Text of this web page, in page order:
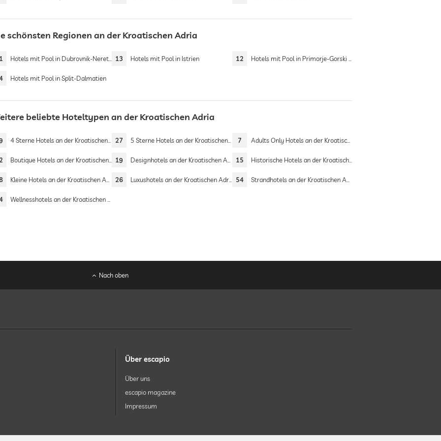
schönsten Regionen an der Kroatischen Adria
Hotels mit Pool in Dubrovnik-Neretva 13 Hotels mit Pool in Istrien 12 Hotels mit Pool in Primorje-Gorski Kotar
Hotels mit Pool in Split-Dalmatien
beliebte Hoteltypen an der Kroatischen Adria
4 Sterne Hotels an der Kroatischen Adria 27 5 Sterne Hotels an der Kroatischen Adria 7 Adults Only Hotels an der Kroatischen Adria
Boutique Hotels an der Kroatischen Adria 19 Designhotels an der Kroatischen Adria 15 Historische Hotels an der Kroatischen Adria
Kleine Hotels an der Kroatischen Adria 26 Luxushotels an der Kroatischen Adria 54 Strandhotels an der Kroatischen Adria
Wellnesshotels an der Kroatischen Adria
Nach oben
Über escapio
Über uns
escapio magazine
Impressum